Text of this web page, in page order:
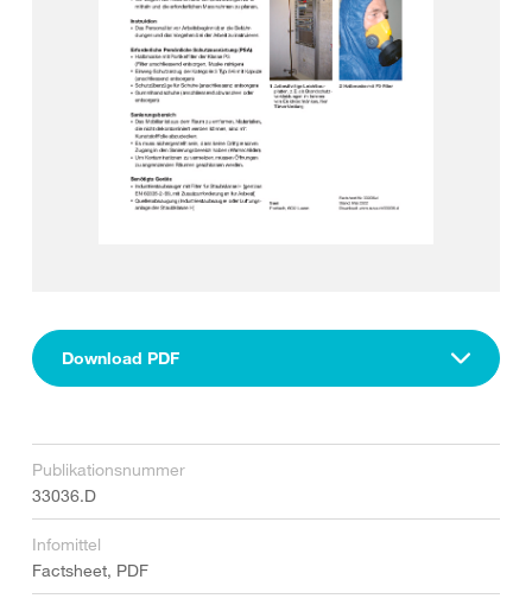
Download PDF
Publikationsnummer
33036.D
Infomittel
Factsheet, PDF